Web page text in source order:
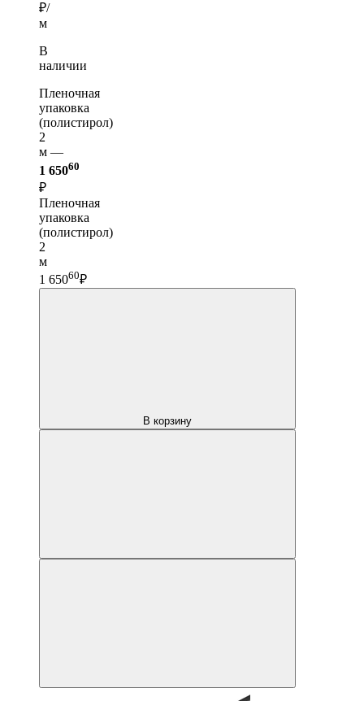
₽/
м
В
наличии
Пленочная
упаковка
(полистирол)
2
м —
1 65060
₽
Пленочная
упаковка
(полистирол)
2
м
1 65060₽
В корзину